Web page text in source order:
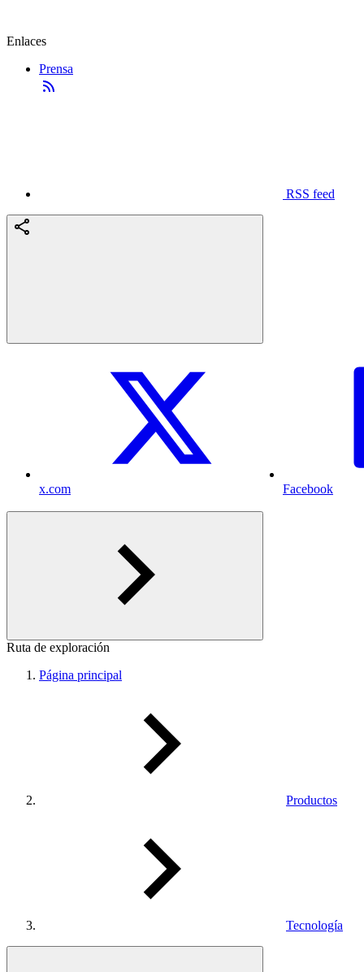
Enlaces
Prensa
RSS feed
x.com Facebook
Ruta de exploración
Página principal
Productos
Tecnología